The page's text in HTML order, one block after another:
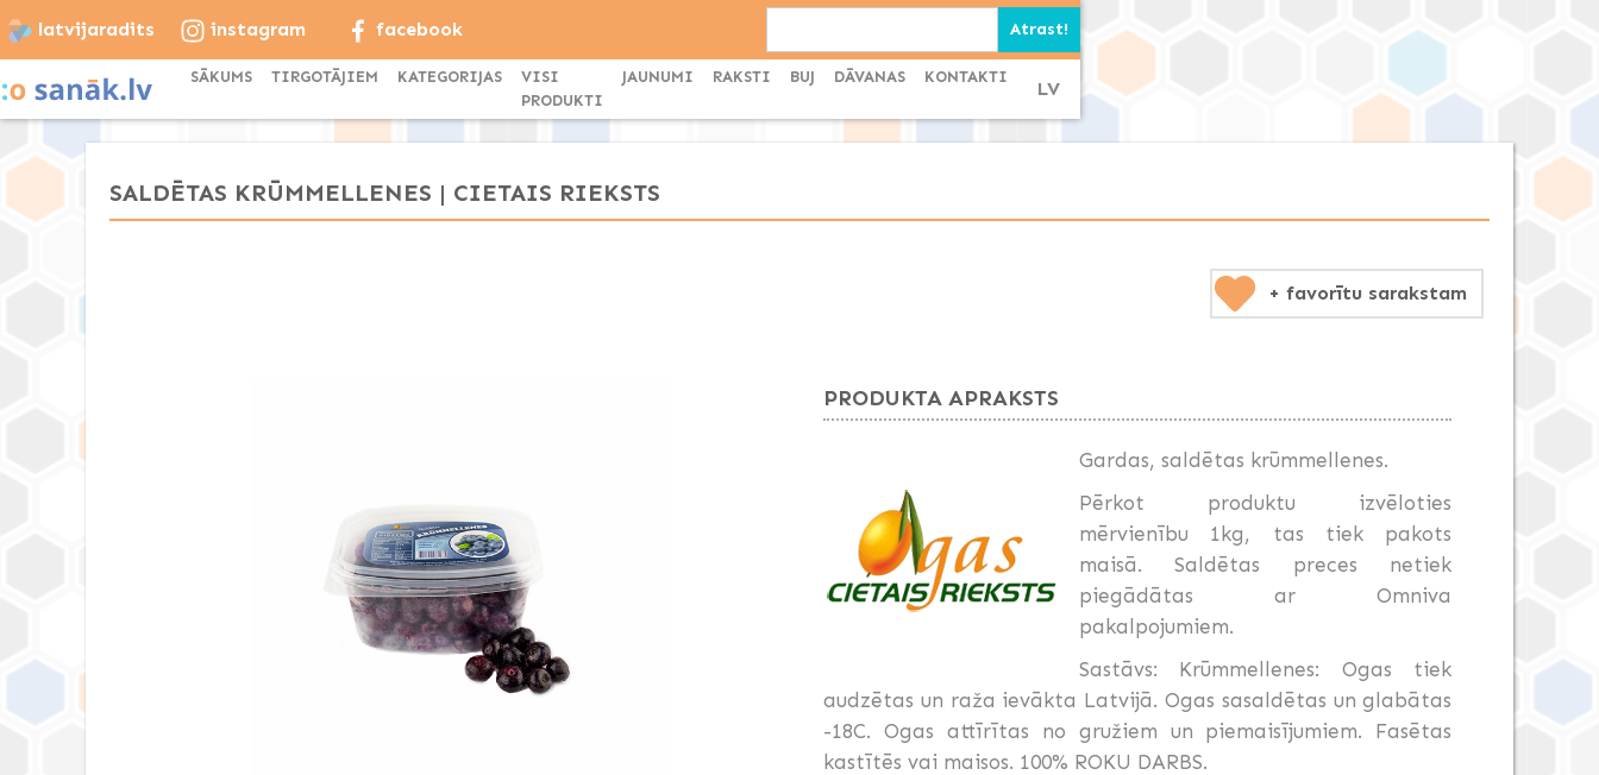
latvijaradits instagram facebook
SĀKUMS TIRGOTĀJIEM KATEGORIJAS
VISI
PRODUKTI
JAUNUMI RAKSTI BUJ DĀVANAS KONTAKTI
LV
SALDĒTAS KRŪMMELLENES | CIETAIS RIEKSTS
+ favorītu sarakstam
PRODUKTA APRAKSTS
Gardas, saldētas krūmmellenes.
Pērkot produktu izvēloties
mērvienību 1kg, tas tiek pakots
maisā. Saldētas preces netiek
piegādātas ar Omniva
pakalpojumiem.
Sastāvs: Krūmmellenes: Ogas tiek
audzētas un raža ievākta Latvijā. Ogas sasaldētas un glabātas
-18C. Ogas attīrītas no gružiem un piemaisījumiem. Fasētas
kastītēs vai maisos. 100% ROKU DARBS.